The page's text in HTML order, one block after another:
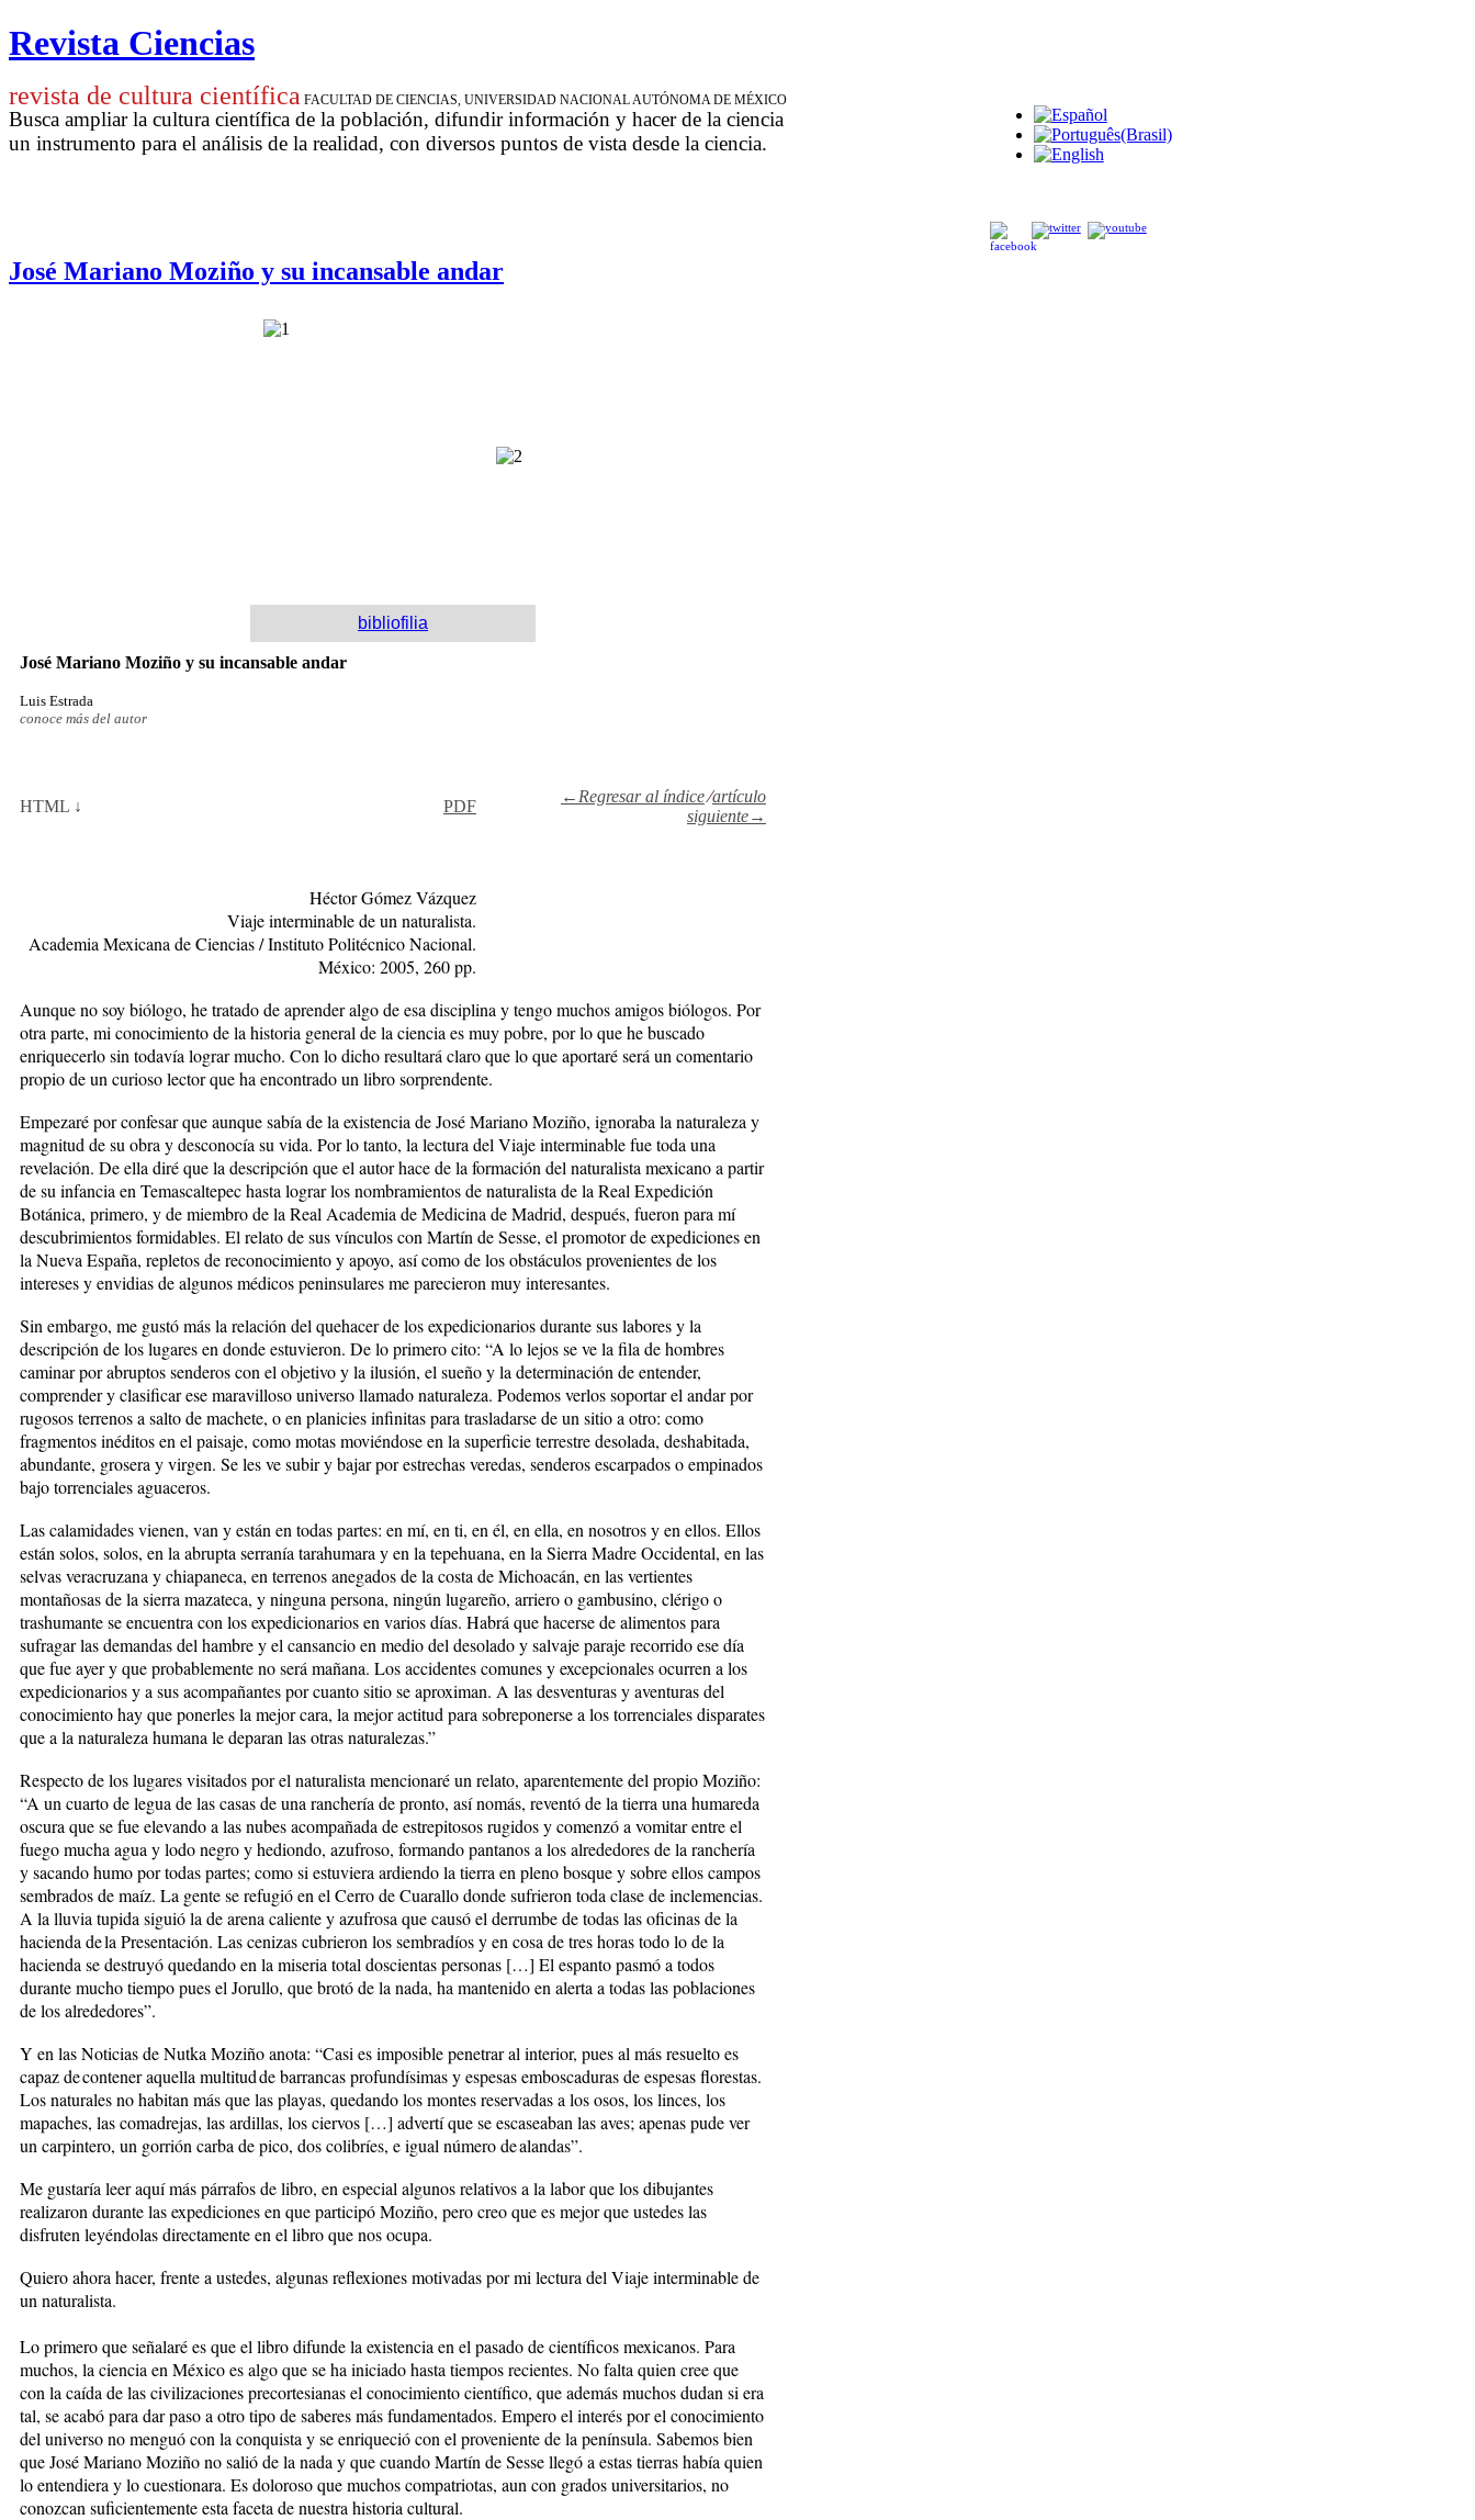
Revista Ciencias
revista de cultura científica FACULTAD DE CIENCIAS, UNIVERSIDAD NACIONAL AUTÓNOMA DE MÉXICO
Busca ampliar la cultura científica de la población, difundir información y hacer de la ciencia
un instrumento para el análisis de la realidad, con diversos puntos de vista desde la ciencia.
José Mariano Moziño y su incansable andar
bibliofilia
José Mariano Moziño y su incansable andar
Luis Estrada
conoce más del autor
HTML ↓ PDF
←Regresar al índice⁄artículo
siguiente→
Héctor Gómez Vázquez
Viaje interminable de un naturalista.
Academia Mexicana de Ciencias / Instituto Politécnico Nacional.
México: 2005, 260 pp.
Aunque no soy biólogo, he tratado de aprender algo de esa disciplina y tengo muchos amigos biólogos. Por
otra parte, mi conocimiento de la historia general de la ciencia es muy pobre, por lo que he buscado
enriquecerlo sin todavía lograr mucho. Con lo dicho resultará claro que lo que aportaré será un comentario
propio de un curioso lector que ha encontrado un libro sorprendente.
Empezaré por confesar que aunque sabía de la existencia de José Mariano Moziño, ignoraba la naturaleza y
magnitud de su obra y desconocía su vida. Por lo tanto, la lectura del Viaje interminable fue toda una
revelación. De ella diré que la descripción que el autor hace de la formación del naturalista mexicano a partir
de su infancia en Temascaltepec hasta lograr los nombramientos de naturalista de la Real Expedición
Botánica, primero, y de miembro de la Real Academia de Medicina de Madrid, después, fueron para mí
descubrimientos formidables. El relato de sus vínculos con Martín de Sesse, el promotor de expediciones en
la Nueva España, repletos de reconocimiento y apoyo, así como de los obstáculos provenientes de los
intereses y envidias de algunos médicos peninsulares me parecieron muy interesantes.
Sin embargo, me gustó más la relación del quehacer de los expedicionarios durante sus labores y la
descripción de los lugares en donde estuvieron. De lo primero cito: “A lo lejos se ve la fila de hombres
caminar por abruptos senderos con el objetivo y la ilusión, el sueño y la determinación de entender,
comprender y clasificar ese maravilloso universo llamado naturaleza. Podemos verlos soportar el andar por
rugosos terrenos a salto de machete, o en planicies infinitas para trasladarse de un sitio a otro: como
fragmentos inéditos en el paisaje, como motas moviéndose en la superficie terrestre desolada, deshabitada,
abundante, grosera y virgen. Se les ve subir y bajar por estrechas veredas, senderos escarpados o empinados
bajo torrenciales aguaceros.
Las calamidades vienen, van y están en todas partes: en mí, en ti, en él, en ella, en nosotros y en ellos. Ellos
están solos, solos, en la abrupta serranía tarahumara y en la tepehuana, en la Sierra Madre Occidental, en las
selvas veracruzana y chiapaneca, en terrenos anegados de la costa de Michoacán, en las vertientes
montañosas de la sierra mazateca, y ninguna persona, ningún lugareño, arriero o gambusino, clérigo o
trashumante se encuentra con los expedicionarios en varios días. Habrá que hacerse de alimentos para
sufragar las demandas del hambre y el cansancio en medio del desolado y salvaje paraje recorrido ese día
que fue ayer y que probablemente no será mañana. Los accidentes comunes y excepcionales ocurren a los
expedicionarios y a sus acompañantes por cuanto sitio se aproximan. A las desventuras y aventuras del
conocimiento hay que ponerles la mejor cara, la mejor actitud para sobreponerse a los torrenciales disparates
que a la naturaleza humana le deparan las otras naturalezas.”
Respecto de los lugares visitados por el naturalista mencionaré un relato, aparentemente del propio Moziño:
“A un cuarto de legua de las casas de una ranchería de pronto, así nomás, reventó de la tierra una humareda
oscura que se fue elevando a las nubes acompañada de estrepitosos rugidos y comenzó a vomitar entre el
fuego mucha agua y lodo negro y hediondo, azufroso, formando pantanos a los alrededores de la ranchería
y sacando humo por todas partes; como si estuviera ardiendo la tierra en pleno bosque y sobre ellos campos
sembrados de maíz. La gente se refugió en el Cerro de Cuarallo donde sufrieron toda clase de inclemencias.
A la lluvia tupida siguió la de arena caliente y azufrosa que causó el derrumbe de todas las oficinas de la
hacienda de la Presentación. Las cenizas cubrieron los sembradíos y en cosa de tres horas todo lo de la
hacienda se destruyó quedando en la miseria total doscientas personas […] El espanto pasmó a todos
durante mucho tiempo pues el Jorullo, que brotó de la nada, ha mantenido en alerta a todas las poblaciones
de los alrededores”.
Y en las Noticias de ­Nutka Moziño anota: “Casi es imposible penetrar al ­interior, pues al más resuelto es
capaz de contener aquella multitud de barrancas profundísimas y espesas emboscaduras de espesas florestas.
Los naturales no habitan más que las playas, quedando los montes reservadas a los osos, los linces, los
mapaches, las comadrejas, las ardillas, los ciervos […] advertí que se escaseaban las aves; apenas pude ver
un carpintero, un gorrión carba de pico, dos colibríes, e igual número de alandas”.
Me gustaría leer aquí más párrafos de libro, en especial algunos relativos a la labor que los dibujantes
realizaron durante las expediciones en que participó Moziño, pero creo que es mejor que ustedes las
disfruten leyéndolas directamente en el libro que nos ocupa.
Quiero ahora hacer, frente a ustedes, algunas reflexiones motivadas por mi lectura del Viaje interminable de
un naturalista.
Lo primero que señalaré es que el libro difunde la existencia en el pasado de científicos mexicanos. Para
muchos, la ciencia en México es algo que se ha iniciado hasta tiempos recientes. No falta quien cree que
con la caída de las civilizaciones precortesianas el conocimiento científico, que además muchos dudan si era
tal, se acabó para dar paso a otro tipo de saberes más fundamentados. Empero el interés por el conocimiento
del universo no menguó con la conquista y se enriqueció con el proveniente de la península. Sabemos bien
que José Mariano Moziño no salió de la nada y que cuando Martín de Sesse llegó a estas tierras había quien
lo entendiera y lo cuestionara. Es doloroso que muchos compatriotas, aun con grados universitarios, no
conozcan suficientemente esta faceta de nuestra historia cultural.